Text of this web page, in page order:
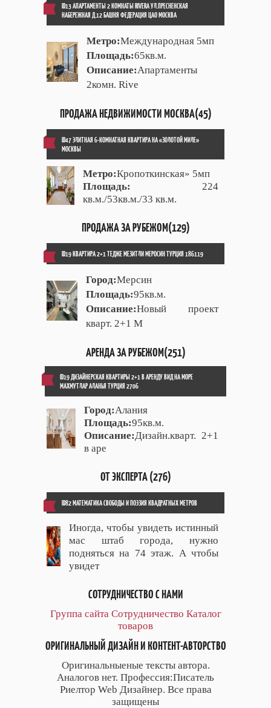
ID13 АПАРТАМЕНТЫ 2 КОМНАТЫ RIVERA УЛ.ПРЕСНЕНСКАЯ
НАБЕРЕЖНАЯ Д.12 БАШНЯ ФЕДЕРАЦИЯ ЦАО МОСКВА
Метро:Международная 5мп
Площадь:65кв.м.
Описание:Апартаменты
2комн. Rive
ПРОДАЖА НЕДВИЖИМОСТИ МОСКВА(45)
ID47 ЭЛИТНАЯ 6-КОМНАТНАЯ КВАРТИРА НА «ЗОЛОТОЙ МИЛЕ»
МОСКВЫ
Метро:Кропоткинская» 5мп
Площадь:
224
кв.м./53кв.м./33 кв.м.
ПРОДАЖА ЗА РУБЕЖОМ(129)
ID19 КВАРТИРА 2+1 ТЕДЖЕ МЕЗИТЛИ МЕРОСИН ТУРЦИЯ 186119
Город:Мерсин
Площадь:95кв.м.
Описание:Новый проект
кварт. 2+1 М
АРЕНДА ЗА РУБЕЖОМ(251)
ID19 ДИЗАЙНЕРСКАЯ КВАРТИРЫ 2+1 В АРЕНДУ ВИД НА МОРЕ
МАХМУТЛАР АЛАНЬЯ ТУРЦИЯ 2706
Город:Алания
Площадь:95кв.м.
Описание:Дизайн.кварт. 2+1
в аре
ОТ ЭКСПЕРТА (276)
ID82 МАТЕМАТИКА СВОБОДЫ И ПОЭЗИЯ КВАДРАТНЫХ МЕТРОВ
Иногда, чтобы увидеть истинный
мас штаб города, нужно
подняться на 74 этаж. А чтобы
увидет
СОТРУДНИЧЕСТВО С НАМИ
Группа сайта Сотрудничество Каталог
товаров
ОРИГИНАЛЬНЫЙ ДИЗАЙН И КОНТЕНТ-АВТОРСТВО
Оригинальныеные тексты автора.
Аналогов нет. Профессия:Писатель
Риелтор Web Дизайнер. Все права
защищены